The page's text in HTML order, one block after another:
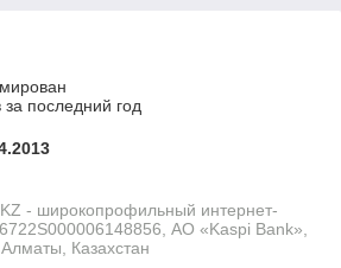
последний год
- широкопрофильный интернет-
АО «Kaspi Bank»,
Казахстан